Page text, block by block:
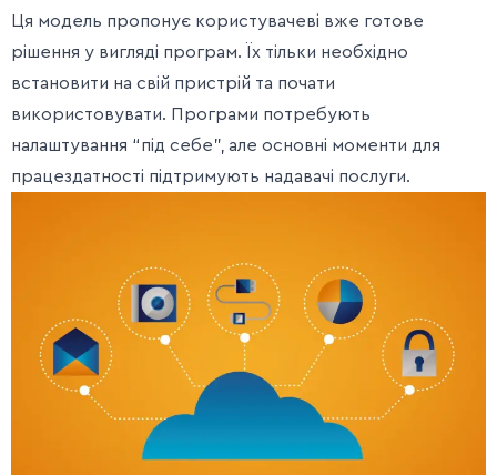
Ця модель пропонує користувачеві вже готове
рішення у вигляді програм. Їх тільки необхідно
встановити на свій пристрій та почати
використовувати. Програми потребують
налаштування “під себе”, але основні моменти для
працездатності підтримують надавачі послуги.